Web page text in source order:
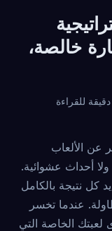
2026: مهارة خالصة،
عن الألعاب
أحداث عشوائية.
كل نتيجة بالكامل
عندما تخسر
الخاصة التي